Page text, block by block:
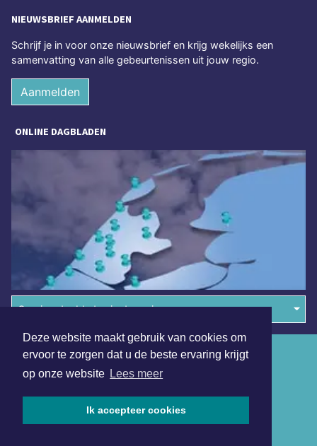
Deze website maakt gebruik van cookies om
ervoor te zorgen dat u de beste ervaring krijgt
op onze website Lees meer
Ik accepteer cookies
NIEUWSBRIEF AANMELDEN
Schrijf je in voor onze nieuwsbrief en krijg wekelijks een
samenvatting van alle gebeurtenissen uit jouw regio.
Aanmelden
ONLINE DAGBLADEN
Overige dagbladen in de regio
Algemene voorwaarden
Disclaimer